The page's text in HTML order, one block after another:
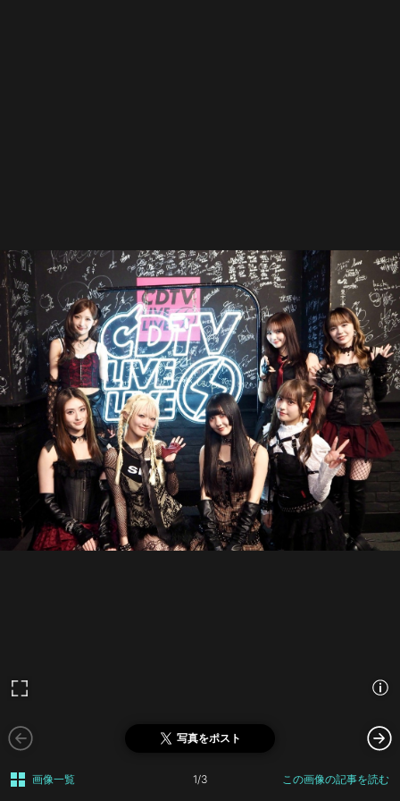
写真をポスト
画像一覧 1/3 この画像の記事を読む